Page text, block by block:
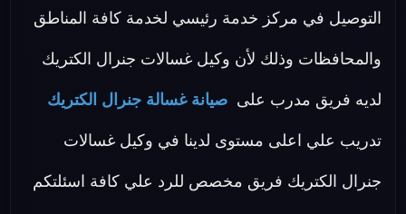
التوصيل في مركز خدمة رئيسي لخدمة كافة المناطق
والمحافظات وذلك لأن وكيل غسالات جنرال الكتريك
لديه فريق مدرب على صيانة غسالة جنرال الكتريك
تدريب علي اعلى مستوى لدينا في وكيل غسالات
جنرال الكتريك فريق مخصص للرد علي كافة اسئلتكم